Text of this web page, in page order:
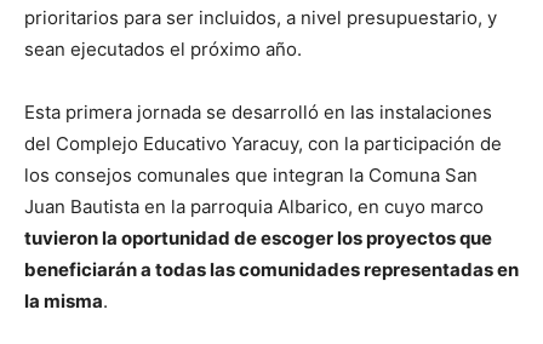
prioritarios para ser incluidos, a nivel presupuestario, y
sean ejecutados el próximo año.
Esta primera jornada se desarrolló en las instalaciones
del Complejo Educativo Yaracuy, con la participación de
los consejos comunales que integran la Comuna San
Juan Bautista en la parroquia Albarico, en cuyo marco
tuvieron la oportunidad de escoger los proyectos que
beneficiarán a todas las comunidades representadas en
la misma.